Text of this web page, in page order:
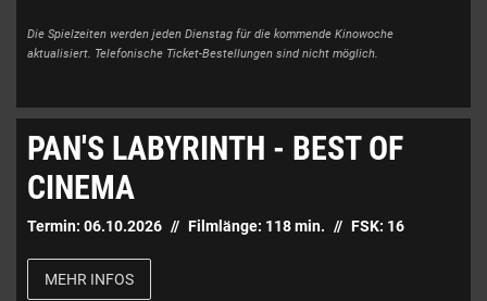
Die Spielzeiten werden jeden Dienstag für die kommende Kinowoche
aktualisiert. Telefonische Ticket-Bestellungen sind nicht möglich.
PAN'S LABYRINTH - BEST OF
CINEMA
Termin: 06.10.2026 Filmlänge: 118min. FSK: 16
MEHR INFOS